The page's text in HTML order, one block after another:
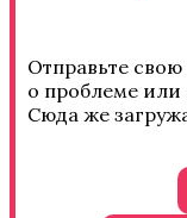
Отправьте
о проблеме или
Сюда же